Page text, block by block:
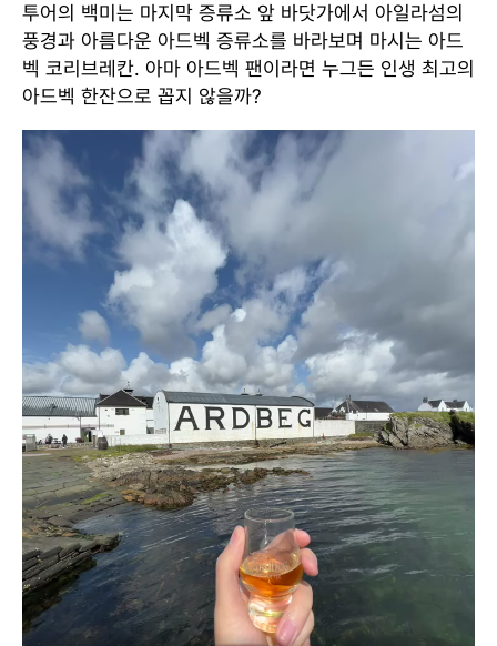
투어의 백미는 마지막 증류소 앞 바닷가에서 아일라섬의
풍경과 아름다운 아드벡 증류소를 바라보며 마시는 아드
벡 코리브레칸. 아마 아드벡 팬이라면 누그든 인생 최고의
아드벡 한잔으로 꼽지 않을까?